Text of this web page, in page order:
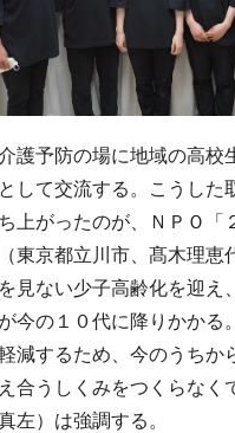
護予防の場に地域の高校
して交流する。こうした
上がったのが、ＮＰＯ「
東京都立川市、髙木理恵
見ない少子高齢化を迎え
今の１０代に降りかかる
減するため、今のうちか
合うしくみをつくらなく
左）は強調する。